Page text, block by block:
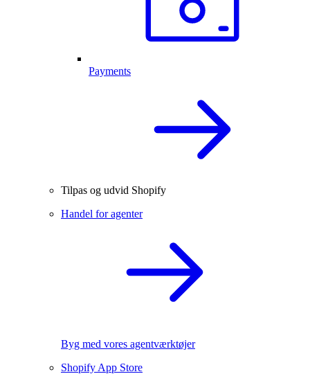
Payments
Tilpas og udvid Shopify
Handel for agenter
Byg med vores agentværktøjer
Shopify App Store